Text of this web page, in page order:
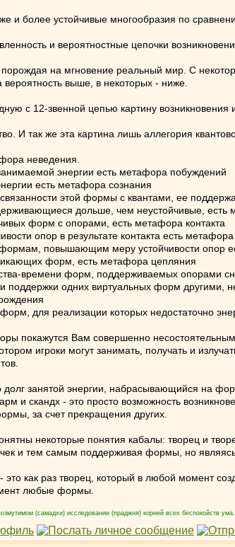
и более устойчивые многообразия по
и вероятностные цепочки
на мгновение реальный мир. С
вероятность выше, в некоторых - ниже.
с 12-звенной цепью картину возникновения
И так же эта картина лишь аллегория
неведения.
энергии есть метафора побуждений
есть метафора сознания
этой формы с квантами, ее
дольше, чем неустойчивые, есть
форм с опорами, есть метафора контакта
опор в результате контакта есть метафора
формам, повышающим меру устойчивости опор
форм, есть метафора цепляния
времени форм, поддерживаемых опорами
поддержки одних виртуальных форм
для реализации которых недостаточно
покажутся Вам совершенно
игроки могут занимать, получать и
долг занятой энергии, набрасывающийся на
и скандх - это просто возможность
за счет прекращения других.
некоторые понятия кабалы: творец и
и тем самым поддерживая формы, но
это как раз творец, который в любой момент
любые формы.
(самадхи) исследовании (праджня) корней всех беспокойств ума.